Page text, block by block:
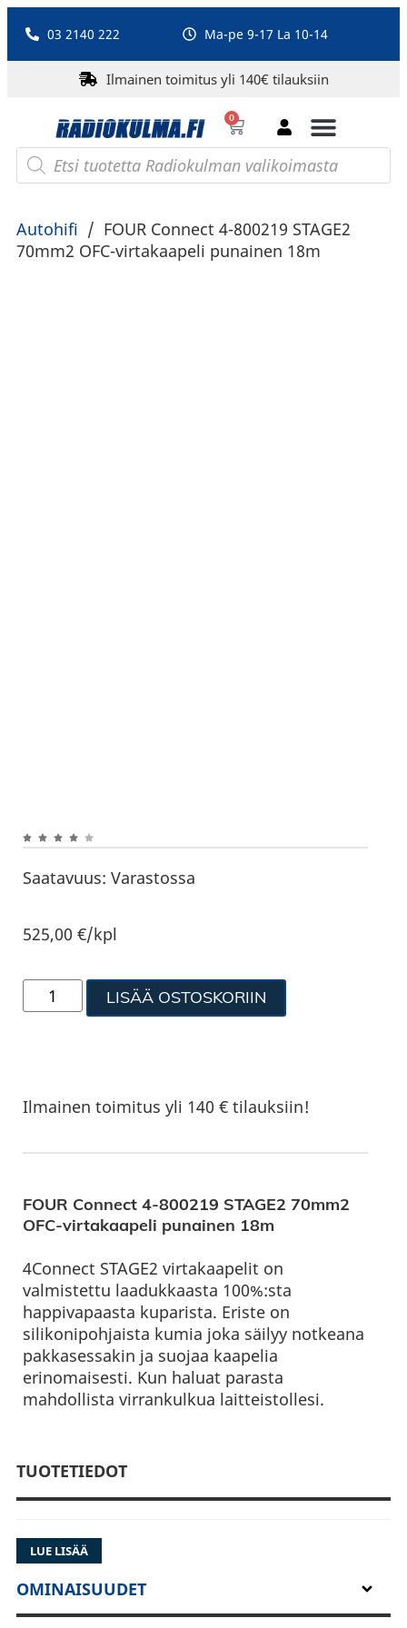
03 2140 222 Ma-pe 9-17 La 10-14
Ilmainen toimitus yli 140€ tilauksiin
0
Autohifi / FOUR Connect 4-800219 STAGE2
70mm2 OFC-virtakaapeli punainen 18m
Saatavuus: Varastossa
525,00€/kpl
LISÄÄ OSTOSKORIIN
Ilmainen toimitus yli 140 € tilauksiin!
FOUR Connect 4-800219 STAGE2 70mm2
OFC-virtakaapeli punainen 18m
4Connect STAGE2 virtakaapelit on
valmistettu laadukkaasta 100%:sta
happivapaasta kuparista. Eriste on
silikonipohjaista kumia joka säilyy notkeana
pakkasessakin ja suojaa kaapelia
erinomaisesti. Kun haluat parasta
mahdollista virrankulkua laitteistollesi.
TUOTETIEDOT
LUE LISÄÄ
OMINAISUUDET